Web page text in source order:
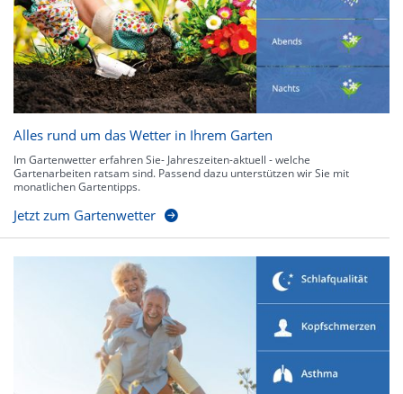
Alles rund um das Wetter in Ihrem Garten
Im Gartenwetter erfahren Sie- Jahreszeiten-aktuell - welche
Gartenarbeiten ratsam sind. Passend dazu unterstützen wir Sie mit
monatlichen Gartentipps.
Jetzt zum Gartenwetter